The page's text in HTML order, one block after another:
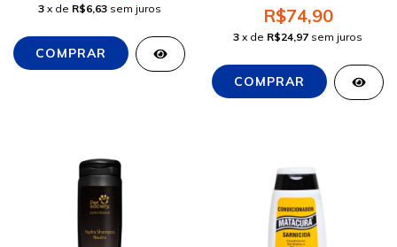
3 x de R$6,63 sem juros R$74,90
3 x de R$24,97 sem juros